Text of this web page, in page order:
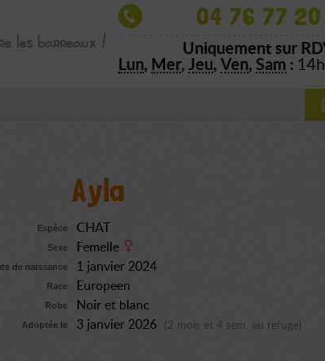
les barreaux !
04 76 77
Uniquement sur
Lun, Mer, Jeu, Ven, Sam :
Ayla
Espèce CHAT
Sexe Femelle
de naissance 1 janvier 2024
Race Europeen
Robe Noir et blanc
Adoptée le 3 janvier 2026 (2 mois et 4 sem. au refuge)